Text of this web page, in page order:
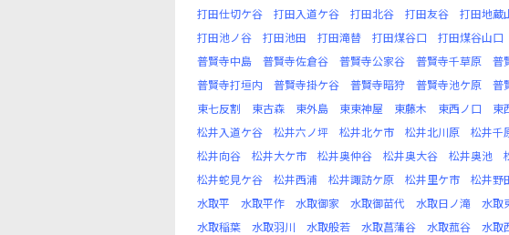
打田仕切ケ谷
打田入道ケ谷 打田北谷 打田友谷 打田地蔵
打田池ノ谷
打田池田 打田滝替 打田煤谷口 打田煤谷山口
普賢寺中島
普賢寺佐倉谷 普賢寺公家谷 普賢寺千草原 普
普賢寺打垣内
普賢寺掛ケ谷 普賢寺暗狩 普賢寺池ケ原 普
東七反割
東古森 東外島 東東神屋 東藤木 東西ノ口 東
松井入道ケ谷
松井六ノ坪 松井北ケ市 松井北川原 松井千
松井向谷
松井大ケ市 松井奥仲谷 松井奥大谷 松井奥池
松井蛇見ケ谷
松井西浦 松井諏訪ケ原 松井里ケ市 松井野
水取平
水取平作 水取御家 水取御苗代 水取日ノ滝 水取
水取稲葉
水取羽川 水取般若 水取菖蒲谷 水取菰谷 水取